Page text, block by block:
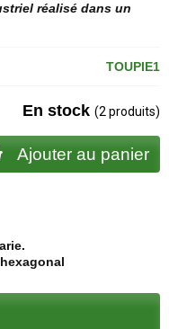
réalisé dans un
TOUPIE1
En stock (2 produits)
Ajouter au panier